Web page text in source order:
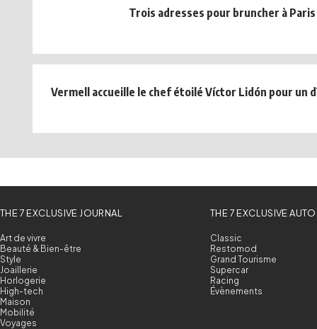
Trois adresses pour bruncher à Paris
Vermell accueille le chef étoilé Víctor Lidón pour un
THE 7 EXCLUSIVE JOURNAL
Art de vivre
Beauté & Bien-être
Style
Joaillerie
Horlogerie
High-tech
Maison
Mobilité
Voyages
THE 7 EXCLUSIVE AUTO
Classic
Restomod
Grand Tourisme
Supercar
Racing
Évènements